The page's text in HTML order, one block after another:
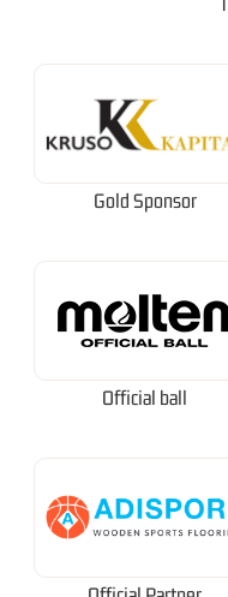
Gold Sponsor
Official ball